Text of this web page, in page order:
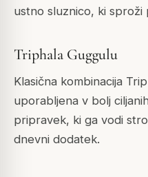
ustno sluznico, ki sproži
Triphala Guggulu
Klasična kombinacija
uporabljena v bolj
pripravek, ki ga vodi
dnevni dodatek.